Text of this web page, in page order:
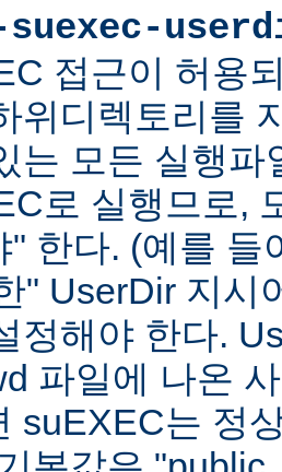
접근이 허용
위디렉토리를
는 모든 실행파
로 실행므로,
" 한다. (예를 들
" UserDir 지시
정해야 한다.
파일에 나온
suEXEC는 정